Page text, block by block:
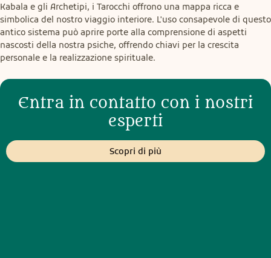
Kabala e gli Archetipi, i Tarocchi offrono una mappa ricca e
simbolica del nostro viaggio interiore. L'uso consapevole di questo
antico sistema può aprire porte alla comprensione di aspetti
nascosti della nostra psiche, offrendo chiavi per la crescita
personale e la realizzazione spirituale.
Entra in contatto con i nostri
esperti
Scopri di più